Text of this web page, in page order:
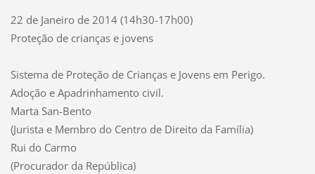
22 de Janeiro de 2014 (14h30-17h00)
Proteção de crianças e jovens
Sistema de Proteção de Crianças e Jovens em Perigo.
Adoção e Apadrinhamento civil.
Marta San-Bento
(Jurista e Membro do Centro de Direito da Família)
Rui do Carmo
(Procurador da República)